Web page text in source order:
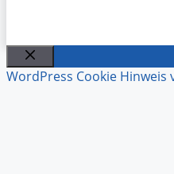
Schließen
WordPress Cookie Hinweis